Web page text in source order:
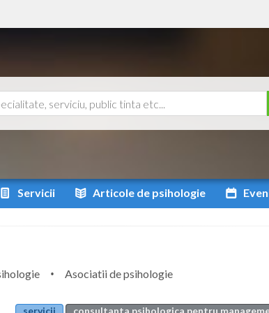
Servicii Articole de psihologie
Asociatii de psihologie
servicii
consultanta psihologica pentru